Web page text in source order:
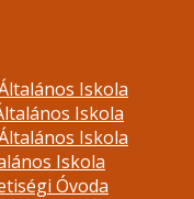
Iskola
Iskola
Iskola
Iskola
Óvoda